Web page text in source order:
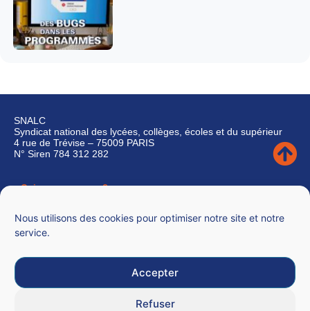
Nous utilisons des cookies pour optimiser notre site et notre
service.
Accepter
Refuser
SNALC
Syndicat national des lycées, collèges, écoles et du supérieur
4 rue de Trévise – 75009 PARIS
N° Siren 784 312 282
Qui sommes-nous ?